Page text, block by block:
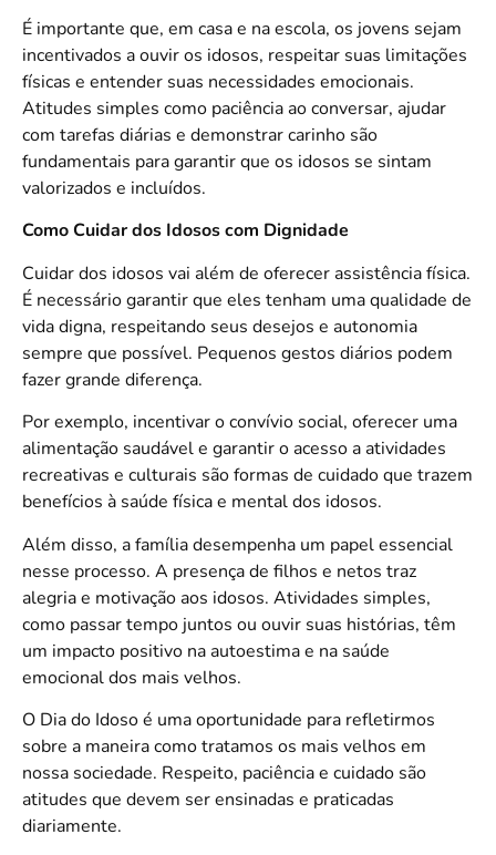
É importante que, em casa e na escola, os jovens sejam
incentivados a ouvir os idosos, respeitar suas limitações
físicas e entender suas necessidades emocionais.
Atitudes simples como paciência ao conversar, ajudar
com tarefas diárias e demonstrar carinho são
fundamentais para garantir que os idosos se sintam
valorizados e incluídos.
Como Cuidar dos Idosos com Dignidade
Cuidar dos idosos vai além de oferecer assistência física.
É necessário garantir que eles tenham uma qualidade de
vida digna, respeitando seus desejos e autonomia
sempre que possível. Pequenos gestos diários podem
fazer grande diferença.
Por exemplo, incentivar o convívio social, oferecer uma
alimentação saudável e garantir o acesso a atividades
recreativas e culturais são formas de cuidado que trazem
benefícios à saúde física e mental dos idosos.
Além disso, a família desempenha um papel essencial
nesse processo. A presença de filhos e netos traz
alegria e motivação aos idosos. Atividades simples,
como passar tempo juntos ou ouvir suas histórias, têm
um impacto positivo na autoestima e na saúde
emocional dos mais velhos.
O Dia do Idoso é uma oportunidade para refletirmos
sobre a maneira como tratamos os mais velhos em
nossa sociedade. Respeito, paciência e cuidado são
atitudes que devem ser ensinadas e praticadas
diariamente.